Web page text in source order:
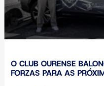
O CLUB OURENSE
FORZAS PARA AS